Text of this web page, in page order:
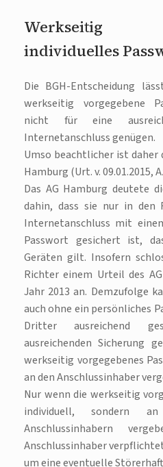
Werkseitig
individuelles
Die BGH-Entscheidung
werkseitig vorgegebene
nicht für eine
Internetanschluss genügen.
Umso beachtlicher ist daher
Hamburg (Urt. v. 09.01.2015,
Das AG Hamburg deutete
dahin, dass sie nur in
Internetanschluss mit
Passwort gesichert ist,
Geräten gilt. Insofern
Richter einem Urteil des
Jahr 2013 an. Demzufolge
auch ohne ein persönliches
Dritter ausreichend
ausreichenden Sicherung
werkseitig vorgegebenes
an den Anschlussinhaber
Nur wenn die werkseitig
individuell, sondern
Anschlussinhabern
Anschlussinhaber
um eine eventuelle